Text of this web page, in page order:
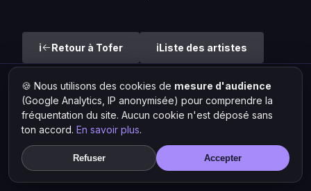
Retour à Tofer Liste des artistes
Hit Lokal·L'actu rap & musique urbaine
© 2026 — Tous droits réservés ·Mentions légales·Gérer les
cookies
🍪 Nous utilisons des cookies de mesure d'audience
(Google Analytics, IP anonymisée) pour comprendre la
fréquentation du site. Aucun cookie n'est déposé sans
ton accord. En savoir plus.
Refuser Accepter